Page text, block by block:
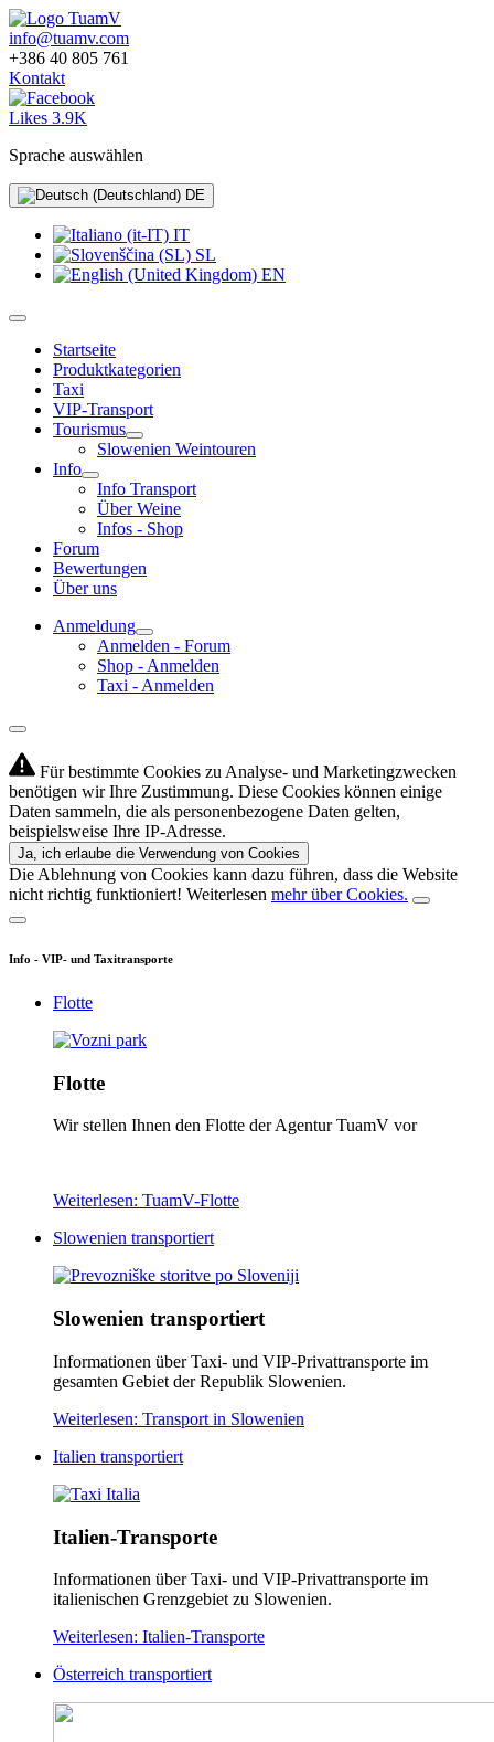
info@tuamv.com
+386 40 805 761
Kontakt
Likes 3.9K
Sprache auswählen
DE
IT
SL
EN
Startseite
Produktkategorien
Taxi
VIP-Transport
Tourismus
Slowenien Weintouren
Info
Info Transport
Über Weine
Infos - Shop
Forum
Bewertungen
Über uns
Anmeldung
Anmelden - Forum
Shop - Anmelden
Taxi - Anmelden
Für bestimmte Cookies zu Analyse- und Marketingzwecken
benötigen wir Ihre Zustimmung. Diese Cookies können einige
Daten sammeln, die als personenbezogene Daten gelten,
beispielsweise Ihre IP-Adresse.
Ja, ich erlaube die Verwendung von Cookies
Die Ablehnung von Cookies kann dazu führen, dass die Website
nicht richtig funktioniert! Weiterlesen mehr über Cookies.
Info - VIP- und Taxitransporte
Flotte
Flotte
Wir stellen Ihnen den Flotte der Agentur TuamV vor
Weiterlesen: TuamV-Flotte
Slowenien transportiert
Slowenien transportiert
Informationen über Taxi- und VIP-Privattransporte im
gesamten Gebiet der Republik Slowenien.
Weiterlesen: Transport in Slowenien
Italien transportiert
Italien-Transporte
Informationen über Taxi- und VIP-Privattransporte im
italienischen Grenzgebiet zu Slowenien.
Weiterlesen: Italien-Transporte
Österreich transportiert